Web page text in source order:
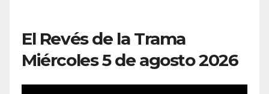
El Revés de la Trama
Miércoles 5 de agosto 2026